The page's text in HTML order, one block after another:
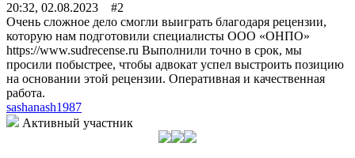
20:32, 02.08.2023 #2
Очень сложное дело смогли выиграть благодаря рецензии,
которую нам подготовили специалисты ООО «ОНПО»
https://www.sudrecense.ru Выполнили точно в срок, мы
просили побыстрее, чтобы адвокат успел выстроить позицию
на основании этой рецензии. Оперативная и качественная
работа.
sashanash1987
Активный участник